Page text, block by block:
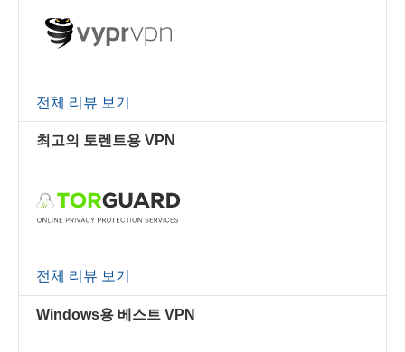
전체 리뷰 보기
최고의 토렌트용 VPN
전체 리뷰 보기
Windows용 베스트 VPN